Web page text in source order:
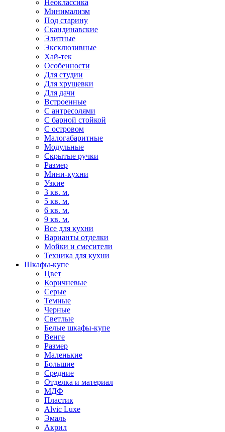
Неоклассика
Минимализм
Под старину
Скандинавские
Элитные
Эксклюзивные
Хай-тек
Особенности
Для студии
Для хрущевки
Для дачи
Встроенные
С антресолями
С барной стойкой
С островом
Малогабаритные
Модульные
Скрытые ручки
Размер
Мини-кухни
Узкие
3 кв. м.
5 кв. м.
6 кв. м.
9 кв. м.
Все для кухни
Варианты отделки
Мойки и смесители
Техника для кухни
Шкафы-купе
Цвет
Коричневые
Серые
Темные
Черные
Светлые
Белые шкафы-купе
Венге
Размер
Маленькие
Большие
Средние
Отделка и материал
МДФ
Пластик
Alvic Luxe
Эмаль
Акрил